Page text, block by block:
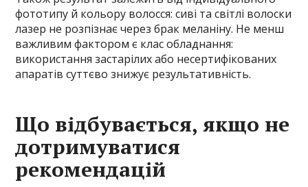
фототипу й кольору волосся: сиві та світлі волоски
лазер не розпізнає через брак меланіну. Не менш
важливим фактором є клас обладнання:
використання застарілих або несертифікованих
апаратів суттєво знижує результативність.
Що відбувається, якщо не
дотримуватися
рекомендацій